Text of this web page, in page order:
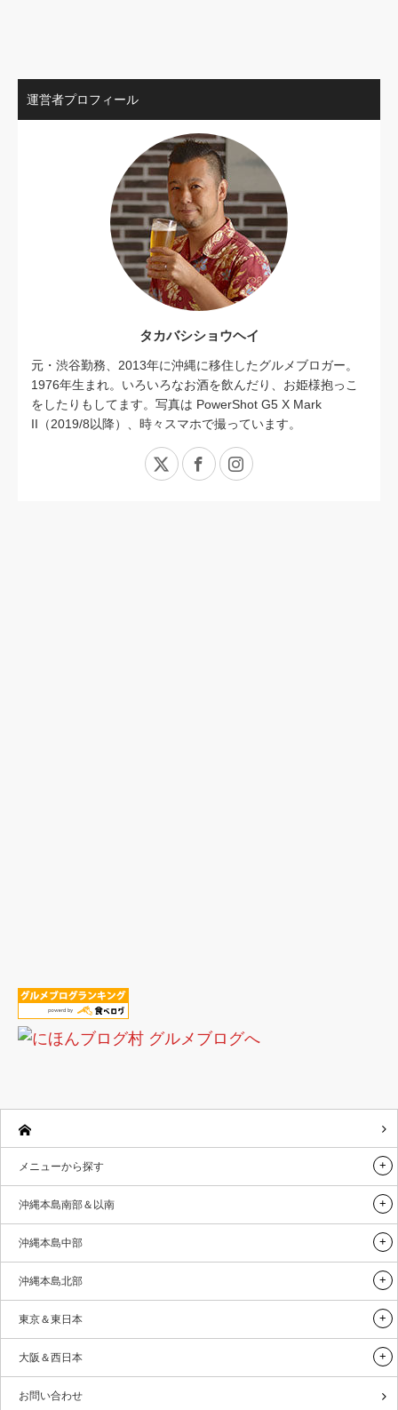
運営者プロフィール
タカバシショウヘイ
元・渋谷勤務、2013年に沖縄に移住したグルメブロガー。
1976年生まれ。いろいろなお酒を飲んだり、お姫様抱っこ
をしたりもしてます。写真は PowerShot G5 X Mark
II（2019/8以降）、時々スマホで撮っています。
X FacebookInstagram
メニューから探す
沖縄本島南部＆以南
沖縄本島中部
沖縄本島北部
東京＆東日本
大阪＆西日本
お問い合わせ